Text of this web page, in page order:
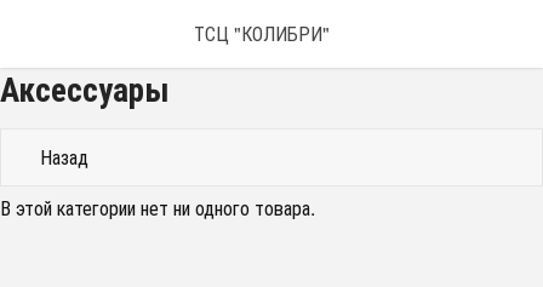
ТСЦ "КОЛИБРИ"
Аксессуары
Назад
В этой категории нет ни одного товара.